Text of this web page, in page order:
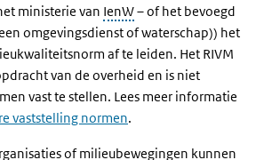
ministerie van IenW– of het bevoegd
omgevingsdienst of waterschap)) het
af te leiden. Het RIVM
van de overheid en is niet
vast te stellen. Lees meer informatie
vaststelling normen.
of milieubewegingen kunnen